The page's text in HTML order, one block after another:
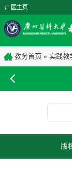
广医主页
教务首页 » 实践教
版